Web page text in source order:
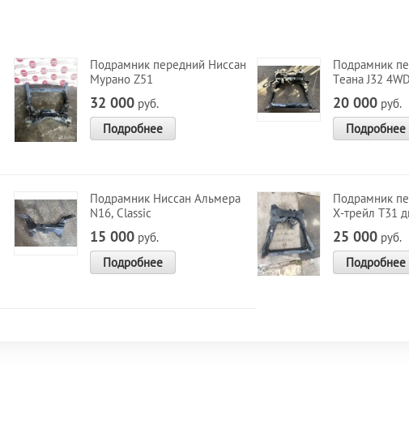
Подрамник передний Ниссан
Мурано Z51
32 000 руб.
Подробнее
Подрамник
Теана J32 4WD
20 000 руб.
Подробнее
Подрамник Ниссан Альмера
N16, Classic
15 000 руб.
Подробнее
Подрамник
Х-трейл T31
25 000 руб.
Подробнее